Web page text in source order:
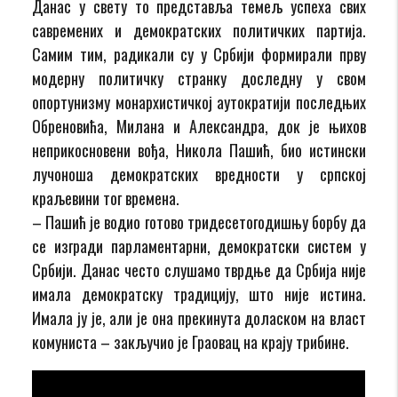
Данас у свету то представља темељ успеха свих
савремених и демократских политичких партија.
Самим тим, радикали су у Србији формирали прву
модерну политичку странку доследну у свом
опортунизму монархистичкој аутократији последњих
Обреновића, Милана и Александра, док је њихов
неприкосновени вођа, Никола Пашић, био истински
лучоноша демократских вредности у српској
краљевини тог времена.
– Пашић је водио готово тридесетогодишњу борбу да
се изгради парламентарни, демократски систем у
Србији. Данас често слушамо тврдње да Србија није
имала демократску традицију, што није истина.
Имала ју је, али је она прекинута доласком на власт
комуниста – закључио је Граовац на крају трибине.